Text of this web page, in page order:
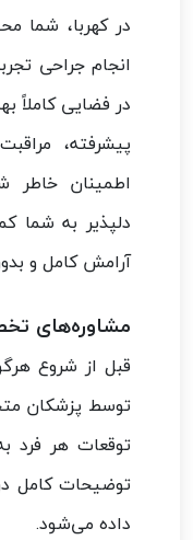
در کهربا، شما
انجام جراحی
در فضایی کاملاً
پیشرفته،
اطمینان خاطر
دلپذیر به شما
آرامش کامل و
مشاوره‌های
قبل از شروع
توسط پزشکان
توقعات هر فرد
توضیحات کامل
داده می‌شود.